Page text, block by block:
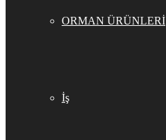
ORMAN ÜRÜNLERİ
İş